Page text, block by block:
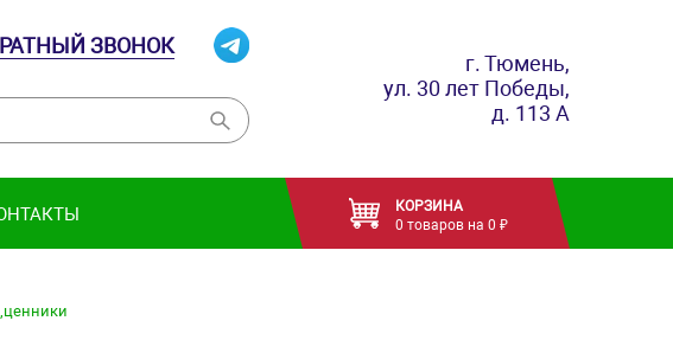
ЗВОНОК
г. Тюмень,
ул. 30 лет Победы,
д. 113 А
КОРЗИНА
0 товаров на 0 ₽